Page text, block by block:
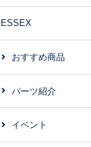
ESSEX
おすすめ商品
パーツ紹介
イベント